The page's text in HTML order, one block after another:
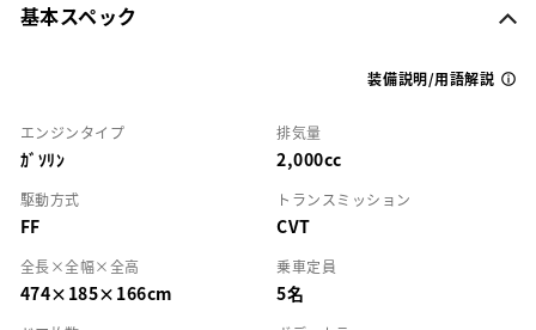
基本スペック
装備説明/用語解説
エンジンタイプ
ｶﾞｿﾘﾝ
排気量
2,000cc
駆動方式
FF
トランスミッション
CVT
全長×全幅×全高
474×185×166cm
乗車定員
5名